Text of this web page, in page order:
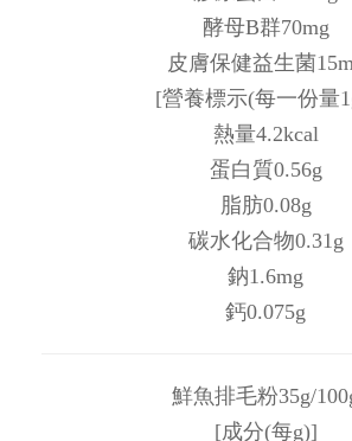
酵母B群70mg
皮膚保健益生菌
[營養標示(每一份量
熱量4.2kcal
蛋白質0.56g
脂肪0.08g
碳水化合物0.31g
鈉1.6mg
鈣0.075g
鮮魚排毛粉35g/
[成分(每g)]